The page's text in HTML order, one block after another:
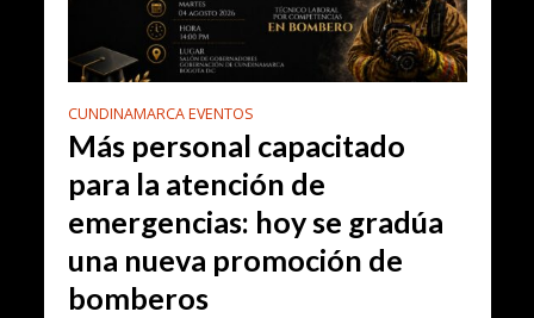
CUNDINAMARCA EVENTOS
Más personal capacitado
para la atención de
emergencias: hoy se gradúa
una nueva promoción de
bomberos